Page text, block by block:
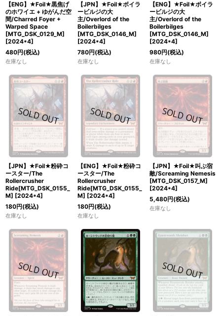
【ENG】★Foil★黒焦げ
のホワイエ + ゆがんだ空
間/Charred Foyer +
Warped Space
[MTG_DSK_0129_M]
[2024*4]
480円(税込)
在庫なし
【JPN】★Foil★ボイラ
ービルジの大
主/Overlord of the
Boilerbilges
[MTG_DSK_0146_M]
[2024*4]
780円(税込)
在庫なし
【ENG】★Foil★ボイラ
ービルジの大
主/Overlord of the
Boilerbilges
[MTG_DSK_0146_M]
[2024*4]
980円(税込)
在庫なし
【JPN】★Foil★粉砕コ
ースター/The
Rollercrusher
Ride[MTG_DSK_0155_
M] [2024*4]
180円(税込)
在庫なし
【ENG】★Foil★粉砕コ
ースター/The
Rollercrusher
Ride[MTG_DSK_0155_
M] [2024*4]
180円(税込)
在庫なし
【JPN】★Foil★叫ぶ宿
敵/Screaming Nemesis
[MTG_DSK_0157_M]
[2024*4]
5,480円(税込)
在庫なし